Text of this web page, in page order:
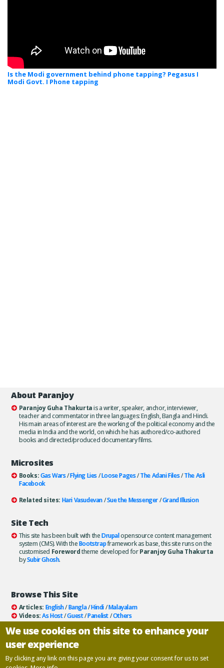
Is the Modi government behind phone tapping? Pegasus I
Modi Govt. I Phone tapping
About Paranjoy
Paranjoy Guha Thakurtais a writer, speaker, anchor, interviewer,
teacher and commentator in three languages: English, Bangla and Hindi.
His main areas of interest are the working of the political economy and the
media in India and the world, on which he has authored/co-authored
books and directed/produced documentary films.
Microsites
Books:Gas Wars/Flying Lies/Loose Pages/The Adani Files/The Asli
Facebook
Related sites: Hari Vasudevan/Sue the Messenger/Grand Illusion
Site Tech
This site has been built with theDrupalopensource content management
system (CMS). With theBootstrapframework as base, this site runs on the
customised Forewordtheme developed forParanjoy Guha Thakurta
bySubir Ghosh.
Browse This Site
Articles: English/Bangla/Hindi/Malayalam
Videos: As Host/Guest/Panelist/Others
Books:All/As Author/As Publisher
Documentaries/Podcasts
Email paranjoy:paranjoy AT gmail DOT com
Or, use theContact Uspage.
We use cookies on this site to enhance your
user experience
By clicking any link on this page you are giving your consent for us to set